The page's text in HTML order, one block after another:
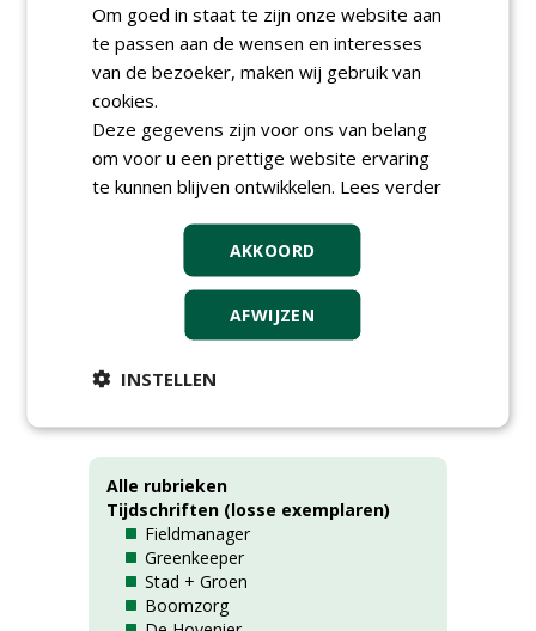
aandacht is er voor droogvelden voor
hockey: kansen, praktijkervaringen en de
uitdagingen richting tophockey. En nog veel
andere artikelen en nieuws in deze
voorjaarseditie van 2026.
Veel leesplezier!
Fieldmanager
2026
Alle rubrieken
Tijdschriften (losse exemplaren)
Fieldmanager
Greenkeeper
Stad + Groen
Boomzorg
Om goed in staat te zijn onze website aan
te passen aan de wensen en interesses
van de bezoeker, maken wij gebruik van
cookies.
Deze gegevens zijn voor ons van belang
om voor u een prettige website ervaring
te kunnen blijven ontwikkelen. Lees verder
AKKOORD
AFWIJZEN
INSTELLEN